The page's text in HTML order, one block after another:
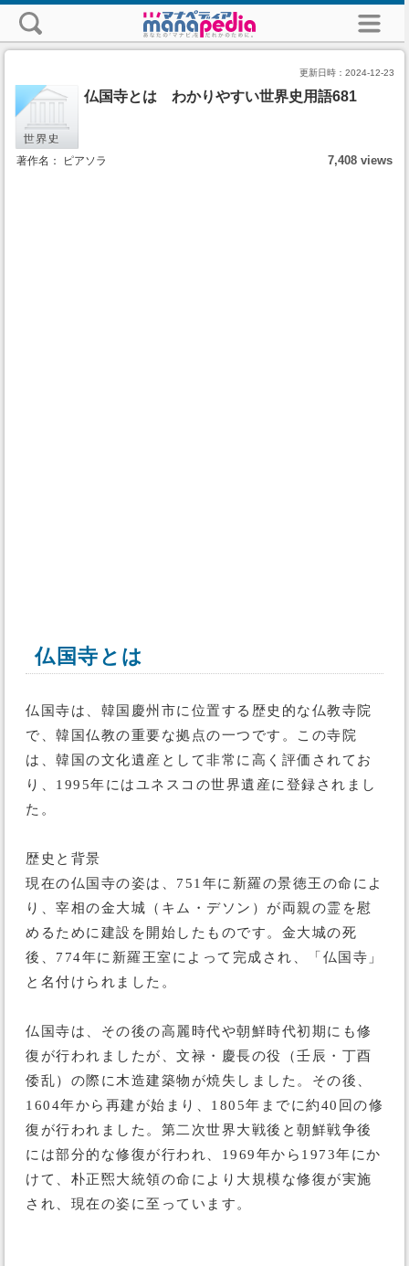
更新日時： 2024-12-23
仏国寺とは わかりやすい世界史用語681
著作名： ピアソラ 7,408 views
仏国寺とは
仏国寺は、韓国慶州市に位置する歴史的な仏教寺院
で、韓国仏教の重要な拠点の一つです。この寺院
は、韓国の文化遺産として非常に高く評価されてお
り、1995年にはユネスコの世界遺産に登録されまし
た。
歴史と背景
現在の仏国寺の姿は、751年に新羅の景徳王の命によ
り、宰相の金大城（キム・デソン）が両親の霊を慰
めるために建設を開始したものです。金大城の死
後、774年に新羅王室によって完成され、「仏国寺」
と名付けられました。
仏国寺は、その後の高麗時代や朝鮮時代初期にも修
復が行われましたが、文禄・慶長の役（壬辰・丁酉
倭乱）の際に木造建築物が焼失しました。その後、
1604年から再建が始まり、1805年までに約40回の修
復が行われました。第二次世界大戦後と朝鮮戦争後
には部分的な修復が行われ、1969年から1973年にか
けて、朴正煕大統領の命により大規模な修復が実施
され、現在の姿に至っています。